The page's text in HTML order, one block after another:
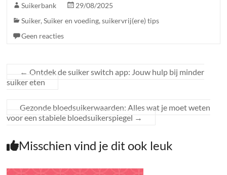
Suikerbank
29/08/2025
Suiker,Suiker en voeding,suikervrij(ere) tips
Geen reacties
← Ontdek de suiker switch app: Jouw hulp bij minder
suiker eten
Gezonde bloedsuikerwaarden: Alles wat je moet weten
voor een stabiele bloedsuikerspiegel →
Misschien vind je dit ook leuk